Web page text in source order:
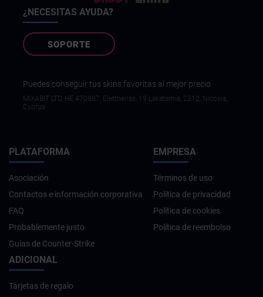
¿NECESITAS AYUDA?
SOPORTE
Puedes conseguir tus skins favoritas al mejor precio.
MIXABIT LTD, ΗΕ 470887, Elettherias, 19 Lakatamia, 2312, Nicosia,
Cyprus
PLATAFORMA
Asociación
Contactos e información corporativa
FAQ
Probablemente justo
Guías de Counter-Strike
EMPRESA
Términos de uso
Política de privacidad
Política de cookies
Política de reembolso
ADICIONAL
Tarjetas de regalo